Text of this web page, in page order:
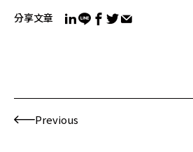
分享文章
Previous